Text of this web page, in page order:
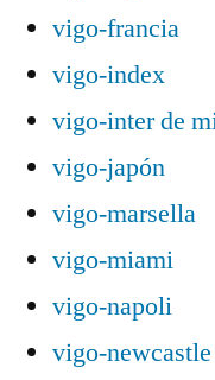
vigo-francia
vigo-index
vigo-inter de
vigo-japón
vigo-marsella
vigo-miami
vigo-napoli
vigo-newcastle